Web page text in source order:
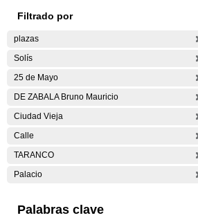
Filtrado por
plazas
Solís
25 de Mayo
DE ZABALA Bruno Mauricio
Ciudad Vieja
Calle
TARANCO
Palacio
Palabras clave